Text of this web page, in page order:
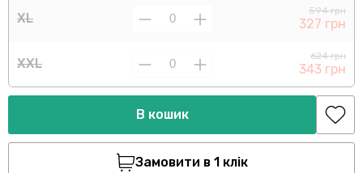
XL
XXL
594 грн
327 грн
624 грн
343 грн
В кошик
Замовити в 1 клік